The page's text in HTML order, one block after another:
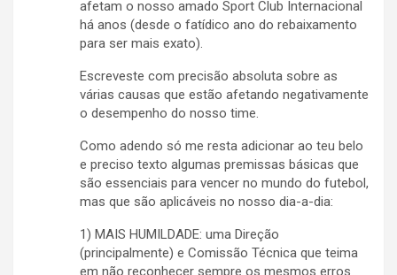
afetam o nosso amado Sport Club Internacional
há anos (desde o fatídico ano do rebaixamento
para ser mais exato).
Escreveste com precisão absoluta sobre as
várias causas que estão afetando negativamente
o desempenho do nosso time.
Como adendo só me resta adicionar ao teu belo
e preciso texto algumas premissas básicas que
são essenciais para vencer no mundo do futebol,
mas que são aplicáveis no nosso dia-a-dia:
1) MAIS HUMILDADE: uma Direção
(principalmente) e Comissão Técnica que teima
em não reconhecer sempre os mesmos erros